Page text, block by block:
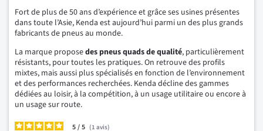
Fort de plus de 50 ans d’expérience et grâce ses usines présentes
dans toute l’Asie, Kenda est aujourd’hui parmi un des plus grands
fabricants de pneus au monde.
La marque proposedes pneus quads de qualité, particulièrement
résistants, pour toutes les pratiques. On retrouve des profils
mixtes, mais aussi plus spécialisés en fonction de l’environnement
et des performances recherchées. Kenda décline des gammes
dédiées au loisir, à la compétition, à un usage utilitaire ou encore à
un usage sur route.
5/ 1 avis